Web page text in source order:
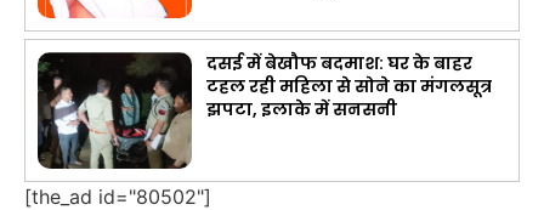
दसई में बेखौफ बदमाश: घर के बाहर
टहल रही महिला से सोने का मंगलसूत्र
झपटा, इलाके में सनसनी
[the_ad id="80502"]